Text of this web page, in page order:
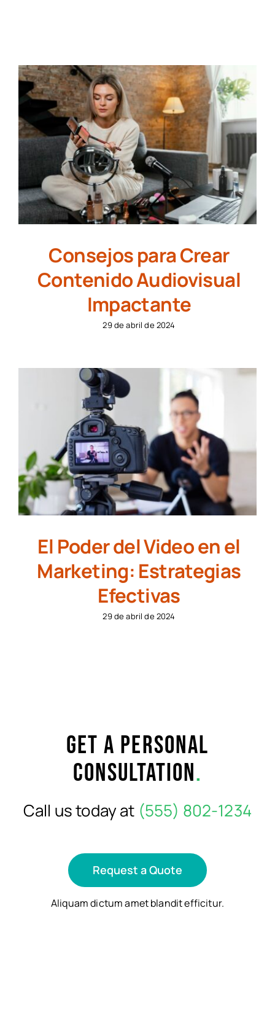
CONTACTO
Consejos para Crear
Contenido Audiovisual
Impactante
29 de abril de 2024
El Poder del Video en el
Marketing: Estrategias
Efectivas
29 de abril de 2024
Get a personal
consultation.
Call us today at (555) 802-1234
Request a Quote
Aliquam dictum amet blandit efficitur.